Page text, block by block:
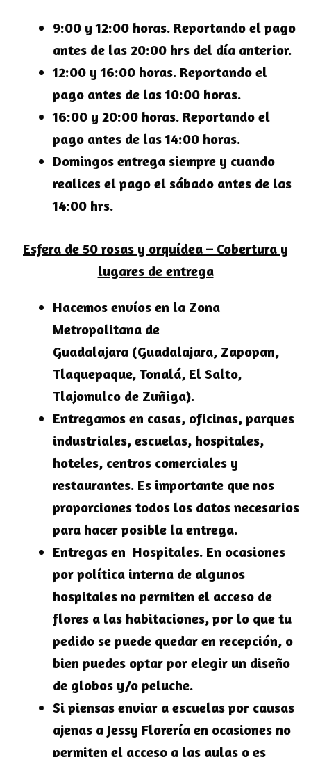
9:00 y 12:00 horas. Reportando el pago
antes de las 20:00 hrs del día anterior.
12:00 y 16:00 horas. Reportando el
pago antes de las 10:00 horas.
16:00 y 20:00 horas. Reportando el
pago antes de las 14:00 horas.
Domingos entrega siempre y cuando
realices el pago el sábado antes de las
14:00 hrs.
Esfera de 50 rosas y orquídea – Cobertura y
lugares de entrega
Hacemos envíos en la Zona
Metropolitana de
Guadalajara (Guadalajara, Zapopan,
Tlaquepaque, Tonalá, El Salto,
Tlajomulco de Zuñiga).
Entregamos en casas, oficinas, parques
industriales, escuelas, hospitales,
hoteles, centros comerciales y
restaurantes. Es importante que nos
proporciones todos los datos necesarios
para hacer posible la entrega.
Entregas en Hospitales. En ocasiones
por política interna de algunos
hospitales no permiten el acceso de
flores a las habitaciones, por lo que tu
pedido se puede quedar en recepción, o
bien puedes optar por elegir un diseño
de globos y/o peluche.
Si piensas enviar a escuelas por causas
ajenas a Jessy Florería en ocasiones no
permiten el acceso a las aulas o es